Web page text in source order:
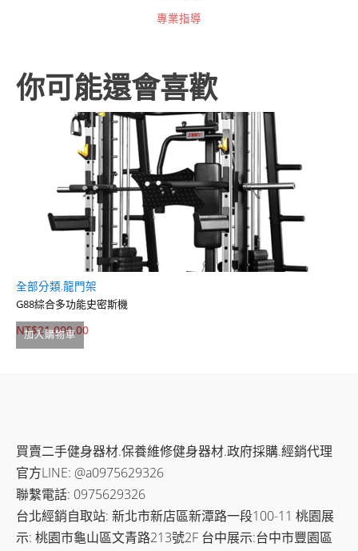
專業指導
你可能還會喜歡
加入購物車
全部分類,龍門架
G88綜合多功能史密斯機
NT$21,000.00
買賣二手健身器材.保養維修健身器材.政府採購.經銷代理
官方LINE: @a0975629326
聯繫電話: 0975629326
台北經銷自取站: 新北市新店區新潭路一段100-11 桃園展
示: 桃園市龜山區文青路213號2F 台中展示:台中市豐園區